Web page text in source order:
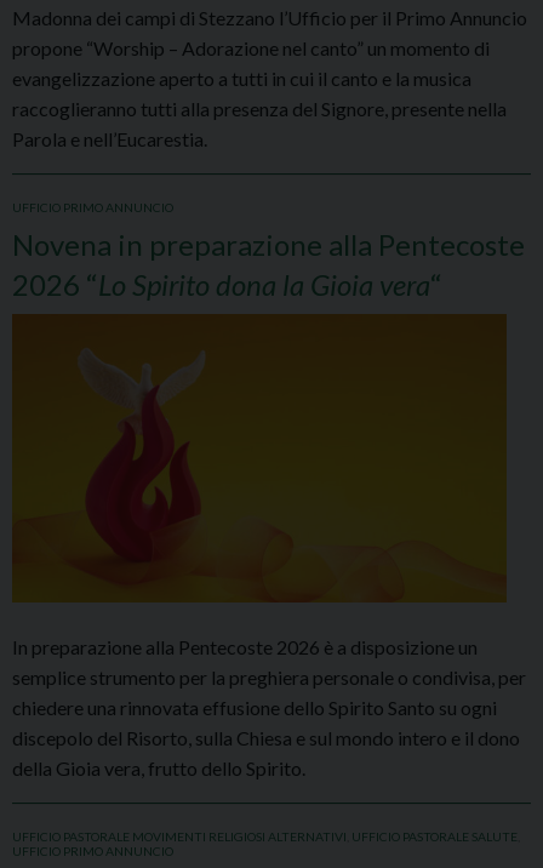
Madonna dei campi di Stezzano l’Ufficio per il Primo Annuncio
propone “Worship – Adorazione nel canto” un momento di
evangelizzazione aperto a tutti in cui il canto e la musica
raccoglieranno tutti alla presenza del Signore, presente nella
Parola e nell’Eucarestia.
UFFICIO PRIMO ANNUNCIO
Novena in preparazione alla Pentecoste
2026 “Lo Spirito dona la Gioia vera“
In preparazione alla Pentecoste 2026 è a disposizione un
semplice strumento per la preghiera personale o condivisa, per
chiedere una rinnovata effusione dello Spirito Santo su ogni
discepolo del Risorto, sulla Chiesa e sul mondo intero e il dono
della Gioia vera, frutto dello Spirito.
UFFICIO PASTORALE MOVIMENTI RELIGIOSI ALTERNATIVI UFFICIO PASTORALE SALUTE
UFFICIO PRIMO ANNUNCIO